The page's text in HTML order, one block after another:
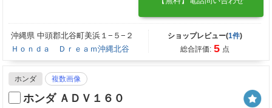
沖縄県 中頭郡北谷町美浜１−５−２
Ｈｏｎｄａ Ｄｒｅａｍ沖縄北谷
ショップレビュー(1件)
総合評価: 5 点
ホンダ 複数画像
ホンダ ＡＤＶ１６０